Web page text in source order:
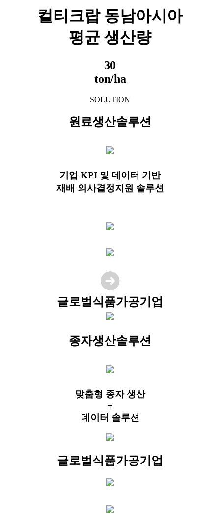
컬티크랍 동남아시아
평균 생산량
30
ton/ha
SOLUTION
원료생산솔루션
기업 KPI 및 데이터 기반
재배 의사결정지원 솔루션
글로벌식품가공기업
종자생산솔루션
맞춤형 종자 생산
+
데이터 솔루션
글로벌식품가공기업